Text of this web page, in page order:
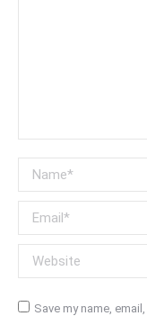
Name *
Email *
Website
Save my name,